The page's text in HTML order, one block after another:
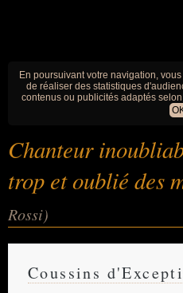
En poursuivant votre navigation,
de réaliser des statistiques
contenus ou publicités adaptés
Chanteur
trop et oublié des
Rossi)
Coussins